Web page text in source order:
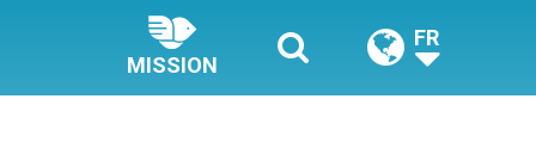
MISSION
FR